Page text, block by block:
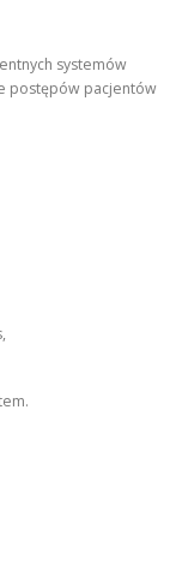
systemów
postępów pacjentów